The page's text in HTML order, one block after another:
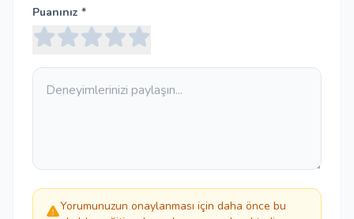
Puanınız *
Yorumunuzun onaylanması için daha önce bu